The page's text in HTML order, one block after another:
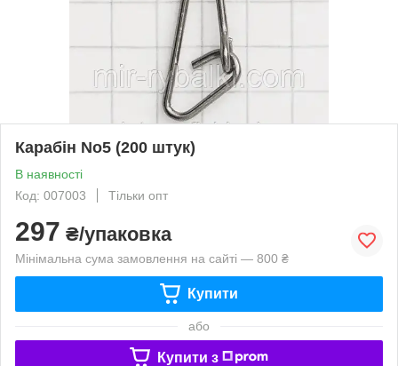
Карабін No5 (200 штук)
В наявності
Код: 007003
Тільки опт
297 ₴/упаковка
Мінімальна сума замовлення на сайті — 800 ₴
Купити
або
Купити з